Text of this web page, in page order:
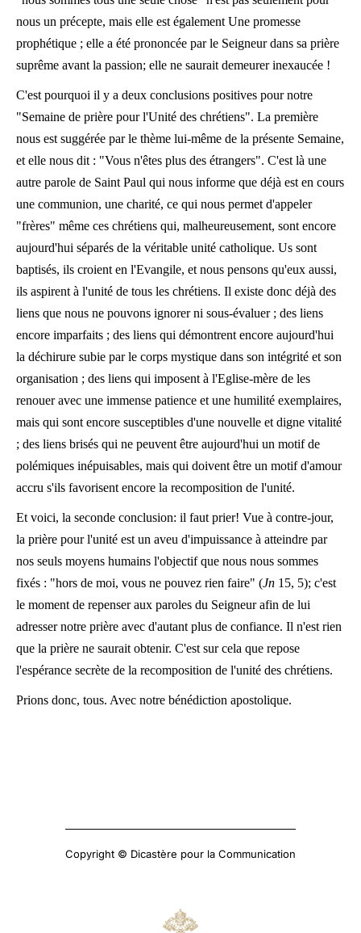
nous un précepte, mais elle est également Une promesse
prophétique ; elle a été prononcée par le Seigneur dans sa prière
suprême avant la passion; elle ne saurait demeurer inexaucée !
C'est pourquoi il y a deux conclusions positives pour notre
"Semaine de prière pour l'Unité des chrétiens". La première
nous est suggérée par le thème lui-même de la présente Semaine,
et elle nous dit : "Vous n'êtes plus des étrangers". C'est là une
autre parole de Saint Paul qui nous informe que déjà est en cours
une communion, une charité, ce qui nous permet d'appeler
"frères" même ces chrétiens qui, malheureusement, sont encore
aujourd'hui séparés de la véritable unité catholique. Us sont
baptisés, ils croient en l'Evangile, et nous pensons qu'eux aussi,
ils aspirent à l'unité de tous les chrétiens. Il existe donc déjà des
liens que nous ne pouvons ignorer ni sous-évaluer ; des liens
encore imparfaits ; des liens qui démontrent encore aujourd'hui
la déchirure subie par le corps mystique dans son intégrité et son
organisation ; des liens qui imposent à l'Eglise-mère de les
renouer avec une immense patience et une humilité exemplaires,
mais qui sont encore susceptibles d'une nouvelle et digne vitalité
; des liens brisés qui ne peuvent être aujourd'hui un motif de
polémiques inépuisables, mais qui doivent être un motif d'amour
accru s'ils favorisent encore la recomposition de l'unité.
Et voici, la seconde conclusion: il faut prier! Vue à contre-jour,
la prière pour l'unité est un aveu d'impuissance à atteindre par
nos seuls moyens humains l'objectif que nous nous sommes
fixés : "hors de moi, vous ne pouvez rien faire" (Jn 15, 5); c'est
le moment de repenser aux paroles du Seigneur afin de lui
adresser notre prière avec d'autant plus de confiance. Il n'est rien
que la prière ne saurait obtenir. C'est sur cela que repose
l'espérance secrète de la recomposition de l'unité des chrétiens.
Prions donc, tous. Avec notre bénédiction apostolique.
Copyright © Dicastère pour la Communication